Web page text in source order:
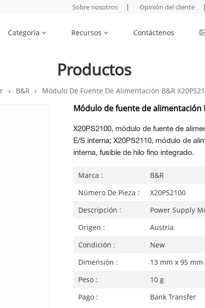
Sobre nosotros | Opinión del cliente
Categoría Recursos Contáctenos
Productos
B&R Módulo De Fuente De Alimentación B&R
Módulo de fuente de alimentación
X20PS2100, módulo de fuente de
E/S interna; X20PS2110, módulo de
interna, fusible de hilo fino integrado.
Marca :
B&R
Número De Pieza :
X20PS2100
Descripción :
Power Supply
Origen :
Austria
Condición :
New
Dimensión :
13 mm x 95
Peso :
10 g
Pago :
Bank Transfer